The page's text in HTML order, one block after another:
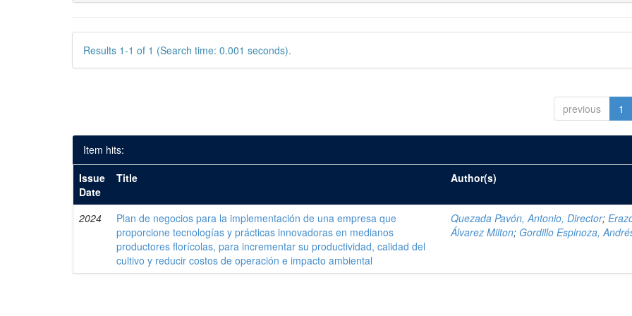
Results 1-1 of 1 (Search time: 0.001 seconds).
previous 1
Item hits:
Issue
Date
Title Author(s)
2024
Plan de negocios para la implementación de una empresa que
proporcione tecnologías y prácticas innovadoras en medianos
productores florícolas, para incrementar su productividad, calidad del
cultivo y reducir costos de operación e impacto ambiental
Quezada Pavón, Antonio, Director;
Álvarez Milton; Gordillo Espinoza,